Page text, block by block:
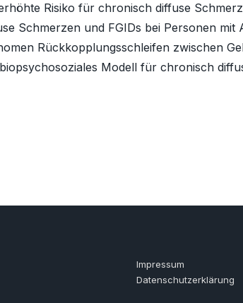
Risiko für chronisch diffuse
Schmerzen und FGIDs bei Personen mit
Rückkopplungsschleifen zwischen
Modell für chronisch
Impressum
Datenschutzerklärung